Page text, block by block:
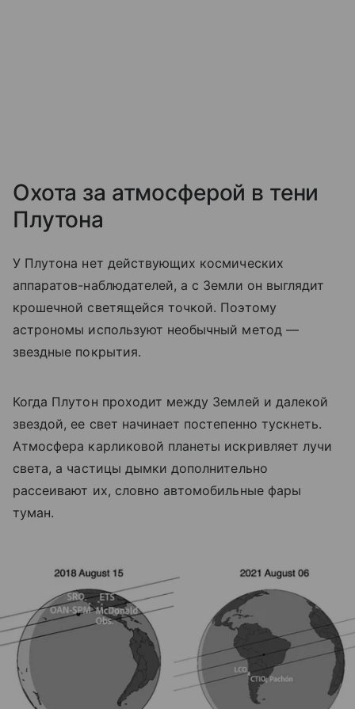
Охота за атмосферой в тени
Плутона
У Плутона нет действующих космических
аппаратов-наблюдателей, а с Земли он выглядит
крошечной светящейся точкой. Поэтому
астрономы используют необычный метод —
звездные покрытия.
Когда Плутон проходит между Землей и далекой
звездой, ее свет начинает постепенно тускнеть.
Атмосфера карликовой планеты искривляет лучи
света, а частицы дымки дополнительно
рассеивают их, словно автомобильные фары
туман.